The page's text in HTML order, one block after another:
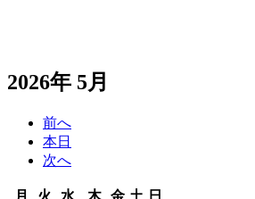
2026年 5月
前へ
本日
次へ
月
月火 火水 木木金金土 土
日